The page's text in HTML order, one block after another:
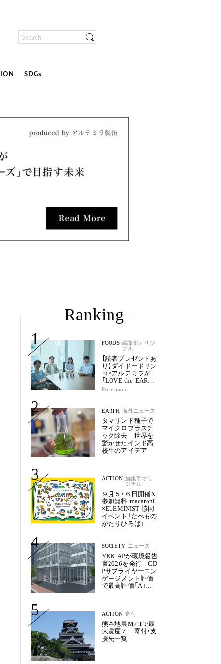
SDGs
Ranking
1
FOODS 編集部オリジ
ナル
【読者プレゼントあ
り】ダイドードリン
コ×アルテミラが
「LOVE the EARTH
シリーズ」で目指す
Promotion
2 EARTH 海外ニュース
タマリンド種子で
マイクロプラスチ
ック除去 世界を
驚かせたインド高
校生のアイデア
3 ACTION 編集部オリ
ジナル
９月５・６日開催＆
参加無料 macaroni
×ELEMINIST 協同
イベント「たべもの
がたりひろば」
4 SOCIETY ニュース
YKK APが環境報告
書2026を発行 CD
Pサプライヤーエン
ゲージメント評価
で最高評価「A」を
5 ACTION 寄付
熊本地震M7.1で最
大震度７ 寄付・支
援先一覧